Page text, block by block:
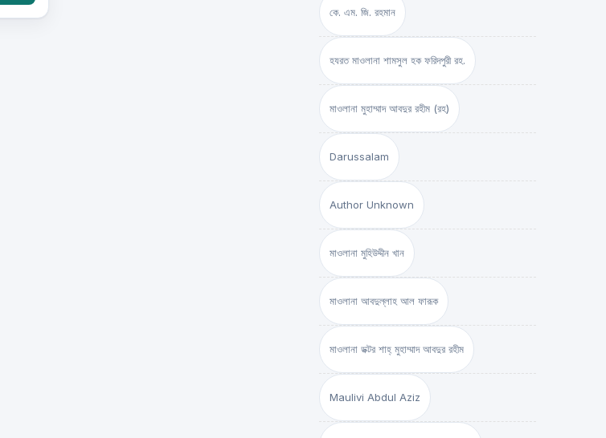
কে. এম. জি. রহমান
হযরত মাওলানা শামসুল হক ফরিদপুরী রহ.
মাওলানা মুহাম্মাদ আবদুর রহীম (রহ)
Darussalam
Author Unknown
মাওলানা মুহিউদ্দীন খান
মাওলানা আবদুল্লাহ আল ফারূক
মাওলানা ডক্টর শাহ্‌ মুহাম্মাদ আবদুর রহীম
Maulivi Abdul Aziz